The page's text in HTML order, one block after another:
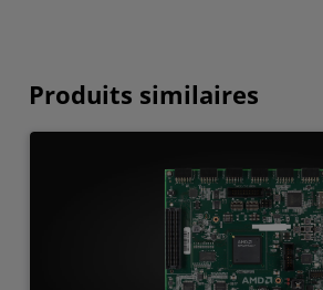
Produits similaires